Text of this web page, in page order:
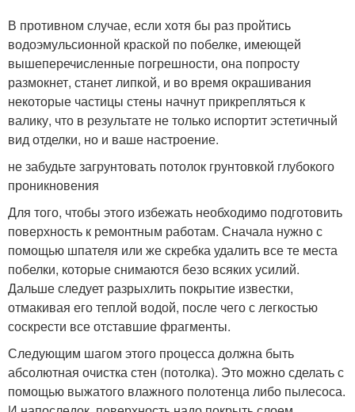
В противном случае, если хотя бы раз пройтись
водоэмульсионной краской по побелке, имеющей
вышеперечисленные погрешности, она попросту
размокнет, станет липкой, и во время окрашивания
некоторые частицы стены начнут прикрепляться к
валику, что в результате не только испортит эстетичный
вид отделки, но и ваше настроение.
не забудьте загрунтовать потолок грунтовкой глубокого
проникновения
Для того, чтобы этого избежать необходимо подготовить
поверхность к ремонтным работам. Сначала нужно с
помощью шпателя или же скребка удалить все те места
побелки, которые снимаются безо всяких усилий.
Дальше следует разрыхлить покрытие известки,
отмакивая его теплой водой, после чего с легкостью
соскрести все отставшие фрагменты.
Следующим шагом этого процесса должна быть
абсолютная очистка стен (потолка). Это можно сделать с
помощью выжатого влажного полотенца либо пылесоса.